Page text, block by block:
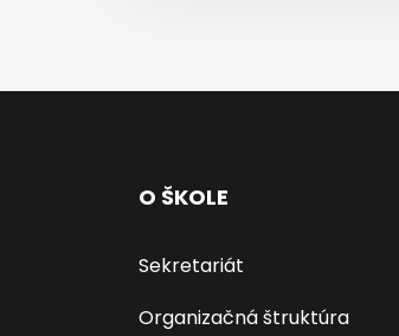
O ŠKOLE
Sekretariát
Organizačná štruktúra